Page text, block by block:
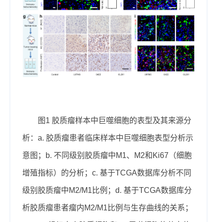
图1 胶质瘤样本中巨噬细胞的表型及其来源分
析：a. 胶质瘤患者临床样本中巨噬细胞表型分析示
意图；b. 不同级别胶质瘤中M1、M2和Ki67（细胞
增殖指标）的分析；c. 基于TCGA数据库分析不同
级别胶质瘤中M2/M1比例；d. 基于TCGA数据库分
析胶质瘤患者瘤内M2/M1 比例与生存曲线的关系；